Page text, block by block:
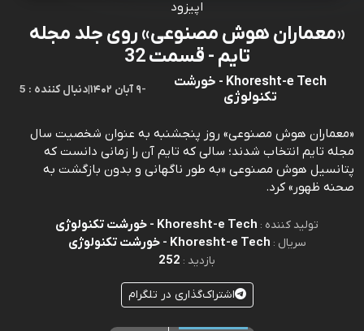
اپیزود
«معماران هوش مصنوعی» روی جلد مجله
تایم - قسمت 32
Khoresht-e Tech - خورشت
تکنولوژی
-۹ آبان ۱۴۰۲ |5 : دنبال کننده
«معماران هوش مصنوعی» روز پنجشنبه به عنوان شخصیت سال
مجله تایم انتخاب شدند؛ سالی که تایم آن را زمانی دانست که
پتانسیل هوش مصنوعی «به طور ناگهانی و بدون بازگشت به
صحنه ظهور» کرد.
تولید کننده : Khoresht-e Tech - خورشت تکنولوژی
سریال : Khoresht-e Tech - خورشت تکنولوژی
بازدید : 252
اشتراک‌گذاری در تلگرام